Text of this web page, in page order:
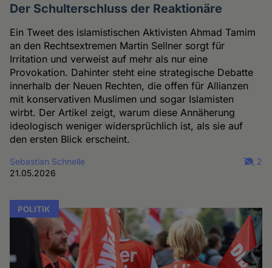
Der Schulterschluss der Reaktionäre
Ein Tweet des islamistischen Aktivisten Ahmad Tamim
an den Rechtsextremen Martin Sellner sorgt für
Irritation und verweist auf mehr als nur eine
Provokation. Dahinter steht eine strategische Debatte
innerhalb der Neuen Rechten, die offen für Allianzen
mit konservativen Muslimen und sogar Islamisten
wirbt. Der Artikel zeigt, warum diese Annäherung
ideologisch weniger widersprüchlich ist, als sie auf
den ersten Blick erscheint.
Sebastian Schnelle
21.05.2026
2
POLITIK